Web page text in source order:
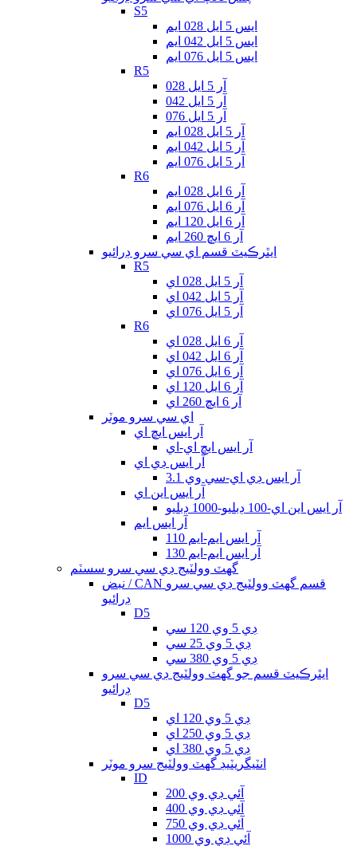
S5
ايس 5 ايل 028 ايم
ايس 5 ايل 042 ايم
ايس 5 ايل 076 ايم
R5
آر 5 ايل 028
آر 5 ايل 042
آر 5 ايل 076
آر 5 ايل 028 ايم
آر 5 ايل 042 ايم
آر 5 ايل 076 ايم
R6
آر 6 ايل 028 ايم
آر 6 ايل 076 ايم
آر 6 ايل 120 ايم
آر 6 ايڇ 260 ايم
ايٿرڪيٽ قسم اي سي سرو ڊرائيو
R5
آر 5 ايل 028 اي
آر 5 ايل 042 اي
آر 5 ايل 076 اي
R6
آر 6 ايل 028 اي
آر 6 ايل 042 اي
آر 6 ايل 076 اي
آر 6 ايل 120 اي
آر 6 ايڇ 260 اي
اي سي سرو موٽر
آر ايس ايڇ اي
آر ايس ايڇ اي-اي
آر ايس ڊي اي
آر ايس ڊي اي-سي وي 3.1
آر ايس اين اي
آر ايس اين اي-100 ڊبليو-1000 ڊبليو
آر ايس ايم
آر ايس ايم-ايم 110
آر ايس ايم-ايم 130
گھٽ وولٽيج ڊي سي سرو سسٽم
نبض / CAN قسم گھٽ وولٽيج ڊي سي سرو
ڊرائيو
D5
ڊي 5 وي 120 سي
ڊي 5 وي 25 سي
ڊي 5 وي 380 سي
ايٿرڪيٽ قسم جو گھٽ وولٽيج ڊي سي سرو
ڊرائيو
D5
ڊي 5 وي 120 اي
ڊي 5 وي 250 اي
ڊي 5 وي 380 اي
انٽيگريٽيڊ گھٽ وولٽيج سرو موٽر
ID
آئي ڊي وي 200
آئي ڊي وي 400
آئي ڊي وي 750
آئي ڊي وي 1000